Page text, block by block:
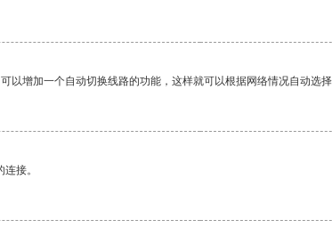
增加一个自动切换线路的功能，这样就可以根据网络情况自动选
接。